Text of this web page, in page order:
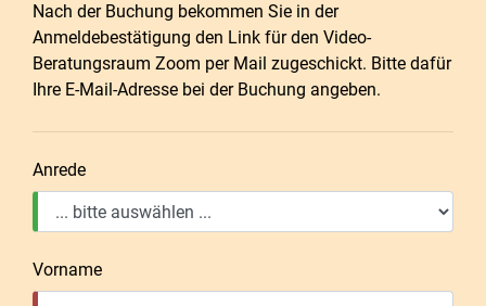
Nach der Buchung bekommen Sie in der
Anmeldebestätigung den Link für den Video-
Beratungsraum Zoom per Mail zugeschickt. Bitte dafür
Ihre E-Mail-Adresse bei der Buchung angeben.
Anrede
Vorname